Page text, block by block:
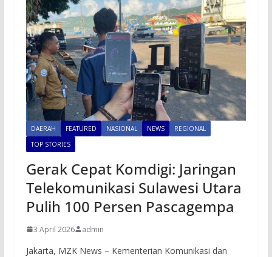
DAERAH FEATURED NASIONAL NEWS
REGIONAL
TOP STORIES
Gerak Cepat Komdigi: Jaringan
Telekomunikasi Sulawesi Utara
Pulih 100 Persen Pascagempa
3 April 2026 admin
Jakarta, MZK News – Kementerian Komunikasi dan